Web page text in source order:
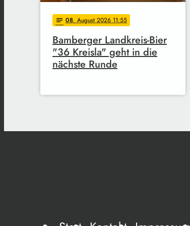
notes 08. August 2026 11:55
Bamberger Landkreis-Bier
"36 Kreisla" geht in die
nächste Runde